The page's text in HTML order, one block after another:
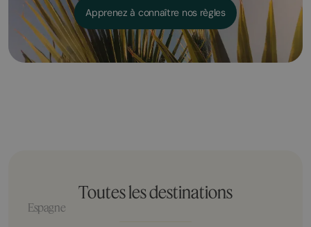
Apprenez à connaître nos règles
Toutes les destinations
Espagne